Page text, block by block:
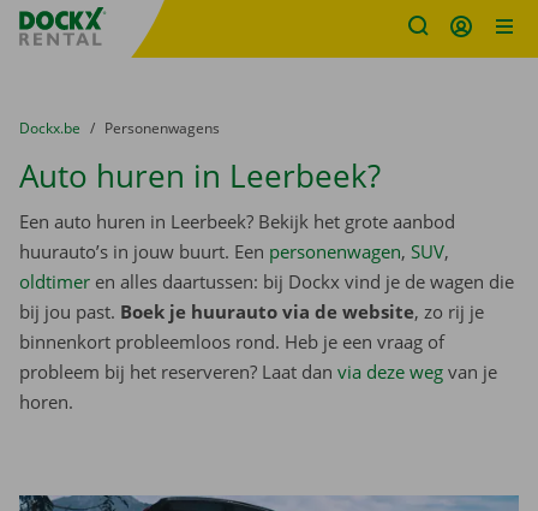
Fratello DEMO
U bevindt zich hier:
van
Dockx.be naar
Personenwagens
Auto huren in Leerbeek?
Een auto huren in Leerbeek? Bekijk het grote aanbod
huurauto’s in jouw buurt. Een personenwagen, SUV,
oldtimer en alles daartussen: bij Dockx vind je de wagen die
bij jou past. Boek je huurauto via de website, zo rij je
binnenkort probleemloos rond. Heb je een vraag of
probleem bij het reserveren? Laat dan via deze weg van je
horen.